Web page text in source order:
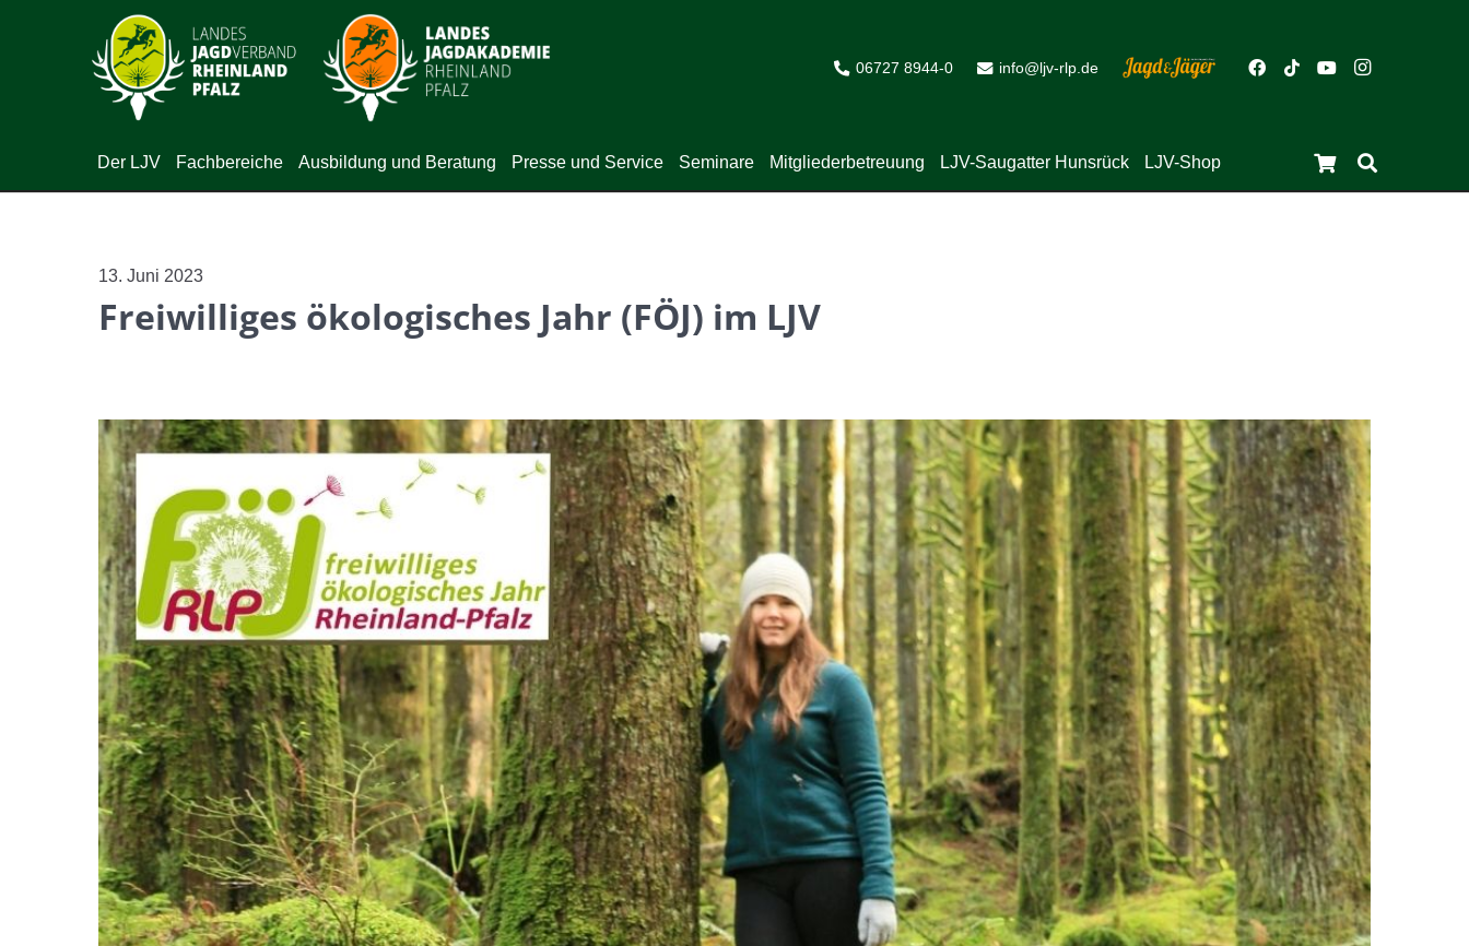
06727 8944-0 info@ljv-rlp.de
Der LJV Fachbereiche Ausbildung und Beratung Presse und Service Seminare Mitgliederbetreuung LJV-Saugatter Hunsrück LJV-Shop
13. Juni 2023
Freiwilliges ökologisches Jahr (FÖJ) im LJV